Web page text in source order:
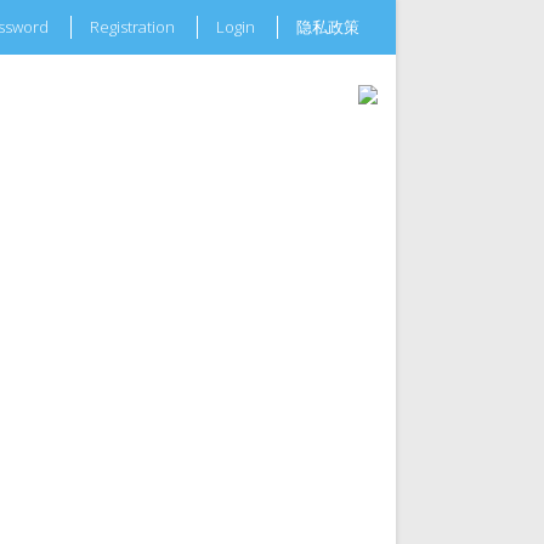
Registration Login 隐私政策